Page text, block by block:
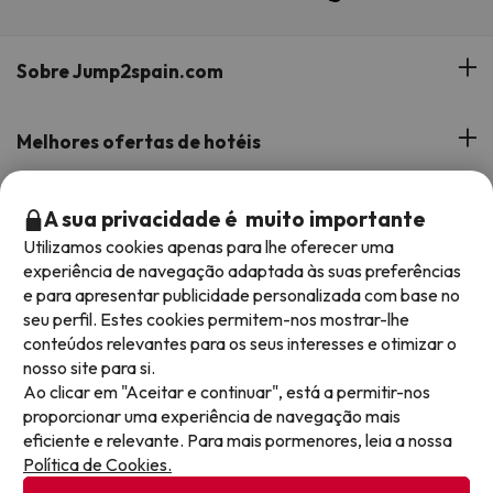
Sobre Jump2spain.com
Opiniões de clientes
A nossa equipa
Os nossos websites de férias
Apoio durante a estadia
Melhores ofertas de hotéis
Hotéis em Canárias
Hotéis em Costa de la Luz
Hotéis em Costa de Almeria
Os Melhores Programas
Hotéis com tudo incluído
Hotéis em meia pensão
Hotéis para famílias
Hotéis com Parque Aquático
Reserve as suas férias com Jump2spain.com
Como reservar em Jump2spain.com
Faqs
Atenção ao cliente
Aceitamos
A sua privacidade é muito importante
Utilizamos cookies apenas para lhe oferecer uma
experiência de navegação adaptada às suas preferências
e para apresentar publicidade personalizada com base no
seu perfil. Estes cookies permitem-nos mostrar-lhe
conteúdos relevantes para os seus interesses e otimizar o
nosso site para si.
Ao clicar em "Aceitar e continuar", está a permitir-nos
proporcionar uma experiência de navegação mais
eficiente e relevante. Para mais pormenores, leia a nossa
Política de Cookies.